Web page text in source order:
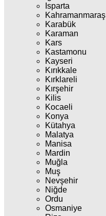
Isparta
Kahramanmaraş
Karabük
Karaman
Kars
Kastamonu
Kayseri
Kırıkkale
Kırklareli
Kırşehir
Kilis
Kocaeli
Konya
Kütahya
Malatya
Manisa
Mardin
Muğla
Muş
Nevşehir
Niğde
Ordu
Osmaniye